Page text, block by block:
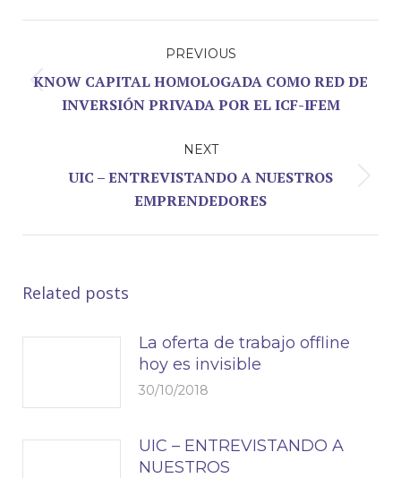
PREVIOUS
Previous
post:
KNOW CAPITAL HOMOLOGADA COMO RED DE
INVERSIÓN PRIVADA POR EL ICF-IFEM
NEXT
Next
post:
UIC – ENTREVISTANDO A NUESTROS
EMPRENDEDORES
Related posts
La oferta de trabajo offline
hoy es invisible
30/10/2018
UIC – ENTREVISTANDO A
NUESTROS